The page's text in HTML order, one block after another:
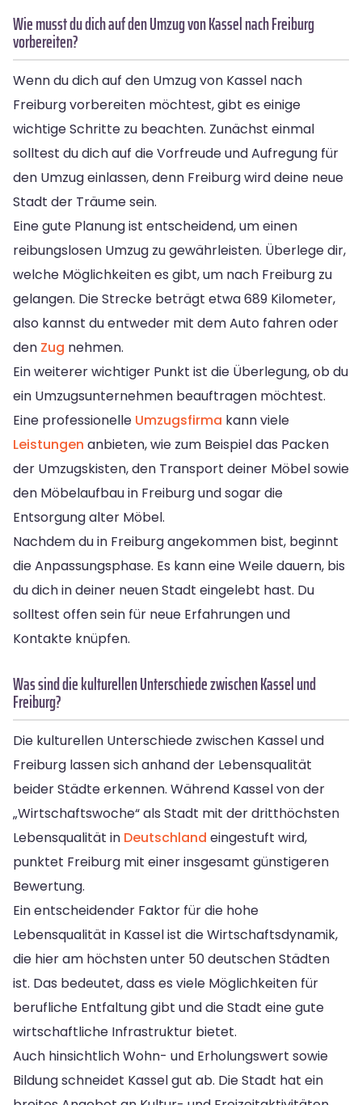
Wie musst du dich auf den Umzug von Kassel nach Freiburg
vorbereiten?
Wenn du dich auf den Umzug von Kassel nach
Freiburg vorbereiten möchtest, gibt es einige
wichtige Schritte zu beachten. Zunächst einmal
solltest du dich auf die Vorfreude und Aufregung für
den Umzug einlassen, denn Freiburg wird deine neue
Stadt der Träume sein.
Eine gute Planung ist entscheidend, um einen
reibungslosen Umzug zu gewährleisten. Überlege dir,
welche Möglichkeiten es gibt, um nach Freiburg zu
gelangen. Die Strecke beträgt etwa 689 Kilometer,
also kannst du entweder mit dem Auto fahren oder
den Zug nehmen.
Ein weiterer wichtiger Punkt ist die Überlegung, ob du
ein Umzugsunternehmen beauftragen möchtest.
Eine professionelle Umzugsfirma kann viele
Leistungen anbieten, wie zum Beispiel das Packen
der Umzugskisten, den Transport deiner Möbel sowie
den Möbelaufbau in Freiburg und sogar die
Entsorgung alter Möbel.
Nachdem du in Freiburg angekommen bist, beginnt
die Anpassungsphase. Es kann eine Weile dauern, bis
du dich in deiner neuen Stadt eingelebt hast. Du
solltest offen sein für neue Erfahrungen und
Kontakte knüpfen.
Was sind die kulturellen Unterschiede zwischen Kassel und
Freiburg?
Die kulturellen Unterschiede zwischen Kassel und
Freiburg lassen sich anhand der Lebensqualität
beider Städte erkennen. Während Kassel von der
„Wirtschaftswoche“ als Stadt mit der dritthöchsten
Lebensqualität in Deutschland eingestuft wird,
punktet Freiburg mit einer insgesamt günstigeren
Bewertung.
Ein entscheidender Faktor für die hohe
Lebensqualität in Kassel ist die Wirtschaftsdynamik,
die hier am höchsten unter 50 deutschen Städten
ist. Das bedeutet, dass es viele Möglichkeiten für
berufliche Entfaltung gibt und die Stadt eine gute
wirtschaftliche Infrastruktur bietet.
Auch hinsichtlich Wohn- und Erholungswert sowie
Bildung schneidet Kassel gut ab. Die Stadt hat ein